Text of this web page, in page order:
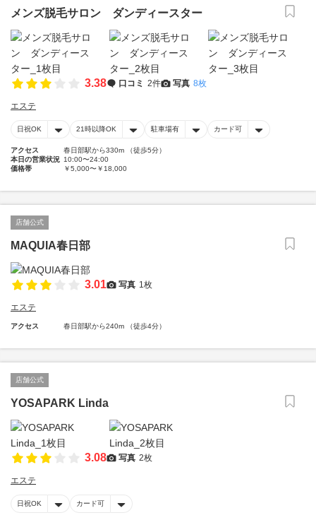
メンズ脱毛サロン ダンディースター
3.38 口コミ 2件 写真 8枚
エステ
日祝OK 21時以降OK 駐車場有 カード可
アクセス
春日部駅から330m （徒歩5分）
本日の営業状況 10:00〜24:00
価格帯
￥5,000〜￥18,000
店舗公式
MAQUIA春日部
3.01 写真 1枚
エステ
アクセス 春日部駅から240m （徒歩4分）
店舗公式
YOSAPARK Linda
3.08 写真 2枚
エステ
日祝OK カード可